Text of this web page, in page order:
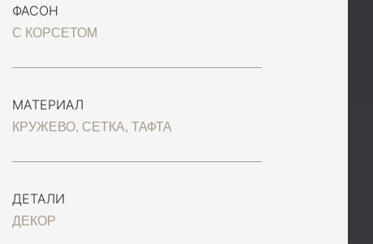
ФАСОН
С КОРСЕТОМ
МАТЕРИАЛ
КРУЖЕВО, СЕТКА, ТАФТА
ДЕТАЛИ
ДЕКОР